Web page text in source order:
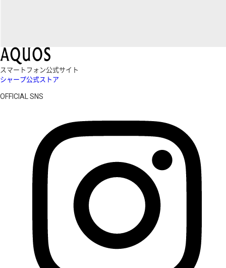
スマートフォン公式サイト
シャープ公式ストア
OFFICIAL SNS